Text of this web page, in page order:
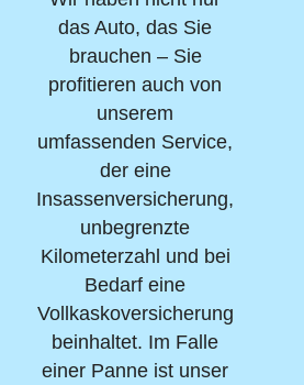
das Auto, das Sie
brauchen – Sie
profitieren auch von
unserem
umfassenden Service,
der eine
Insassenversicherung,
unbegrenzte
Kilometerzahl und bei
Bedarf eine
Vollkaskoversicherung
beinhaltet. Im Falle
einer Panne ist unser